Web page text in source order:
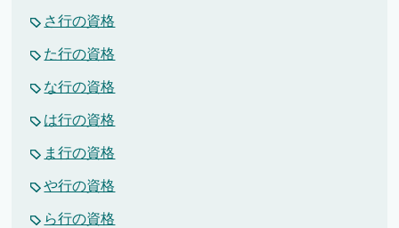
さ行の資格
た行の資格
な行の資格
は行の資格
ま行の資格
や行の資格
ら行の資格